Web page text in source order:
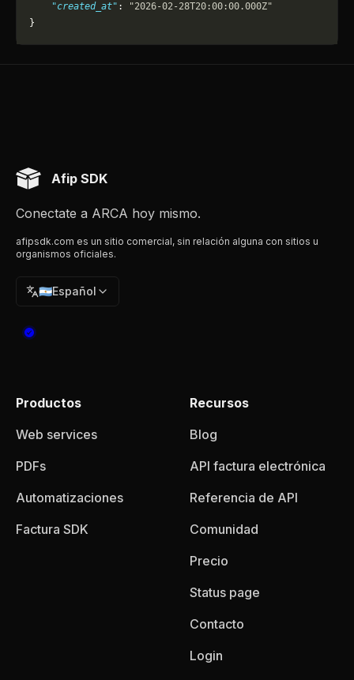
    "created_at"
:
"2026-02-28T20:00:00.000Z"
}
Afip SDK
Conectate a ARCA hoy mismo.
afipsdk.com es un sitio comercial, sin relación alguna con sitios u
organismos oficiales.
🇦🇷Español
Productos
Web services
PDFs
Automatizaciones
Factura SDK
Recursos
Blog
API factura electrónica
Referencia de API
Comunidad
Precio
Status page
Contacto
Login